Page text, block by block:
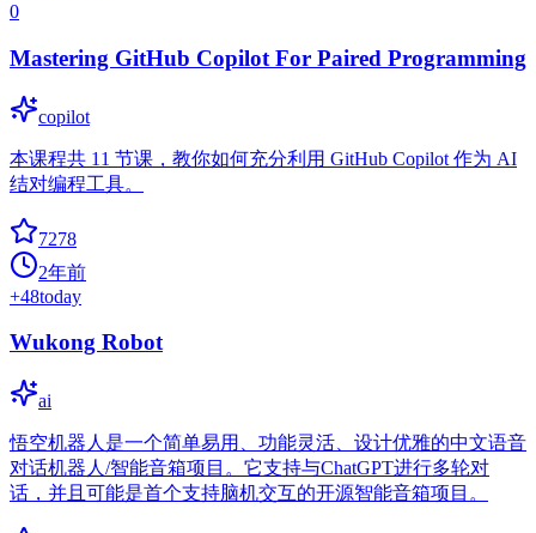
0
Mastering GitHub Copilot For Paired Programming
copilot
本课程共 11 节课，教你如何充分利用 GitHub Copilot 作为 AI
结对编程工具。
7278
2年前
+48today
Wukong Robot
ai
悟空机器人是一个简单易用、功能灵活、设计优雅的中文语音
对话机器人/智能音箱项目。它支持与ChatGPT进行多轮对
话，并且可能是首个支持脑机交互的开源智能音箱项目。